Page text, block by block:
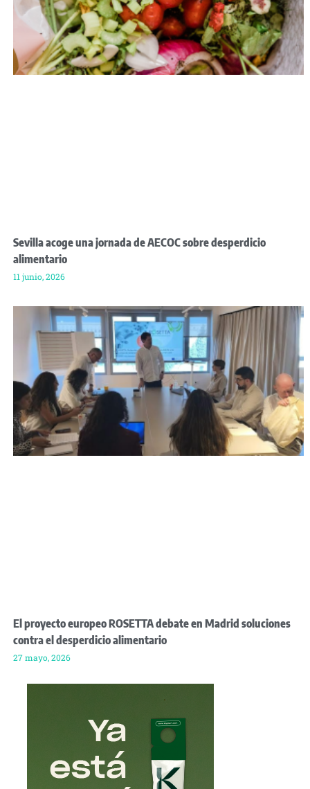
Sevilla acoge una jornada de AECOC sobre desperdicio
alimentario
11 junio, 2026
El proyecto europeo ROSETTA debate en Madrid soluciones
contra el desperdicio alimentario
27 mayo, 2026